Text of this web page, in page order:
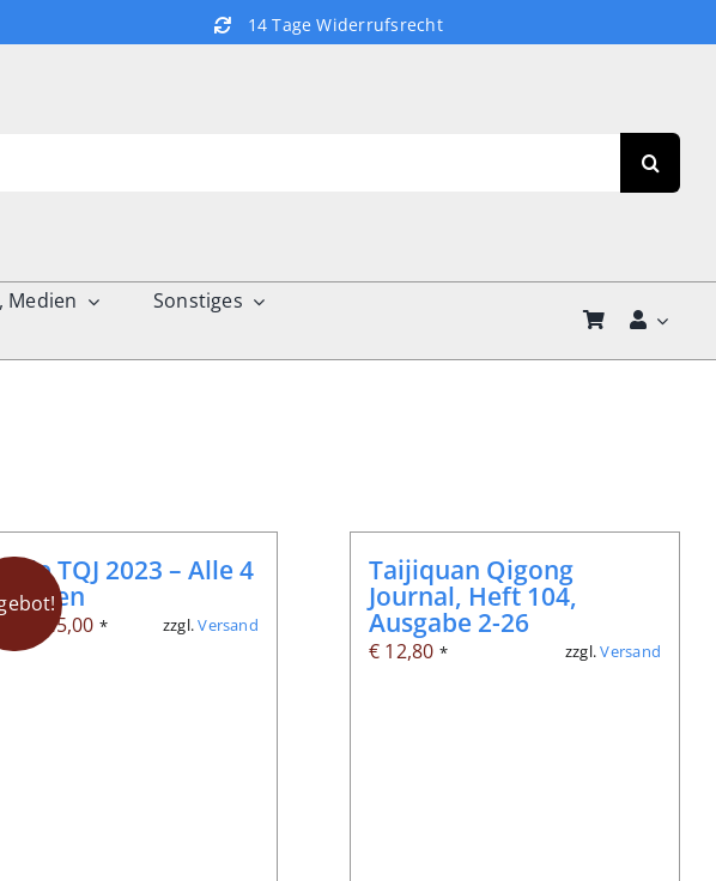
14 Tage Widerrufsrecht
Medien
Sonstiges
TQJ 2023 – Alle 4
Ursprünglicher
Preis
25,00Aktueller
* zzgl.Versand
Taijiquan Qigong
Journal, Heft 104,
Ausgabe 2-26
€ 12,80 * zzgl.Versand